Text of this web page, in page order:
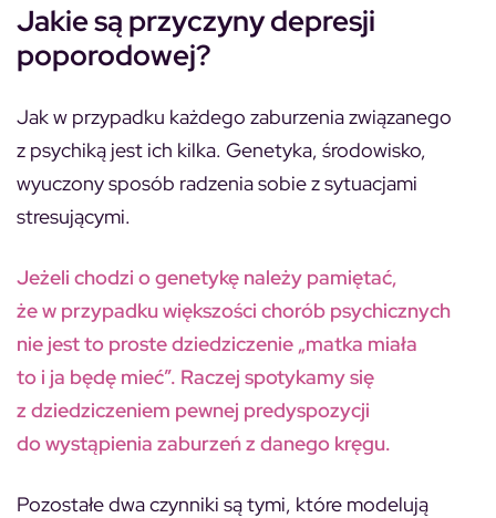
Jakie są przyczyny depresji
poporodowej?
Jak w przypadku każdego zaburzenia związanego
z psychiką jest ich kilka. Genetyka, środowisko,
wyuczony sposób radzenia sobie z sytuacjami
stresującymi.
Jeżeli chodzi o genetykę należy pamiętać,
że w przypadku większości chorób psychicznych
nie jest to proste dziedziczenie „matka miała
to i ja będę mieć”. Raczej spotykamy się
z dziedziczeniem pewnej predyspozycji
do wystąpienia zaburzeń z danego kręgu.
Pozostałe dwa czynniki są tymi, które modelują